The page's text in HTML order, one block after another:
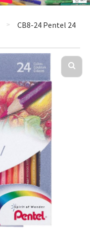
CB8-24 Pentel 24